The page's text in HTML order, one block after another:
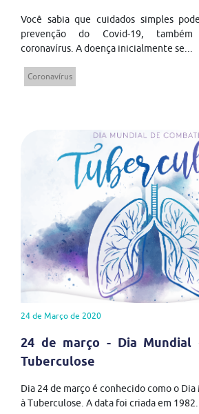
Você sabia que cuidados simples
prevenção do Covid-19,
coronavírus. A doença inicialmente se...
Coronavírus
24 de Março de 2020
24 de março - Dia Mundial
Tuberculose
Dia 24 de março é conhecido como o
à Tuberculose. A data foi criada em 1982...